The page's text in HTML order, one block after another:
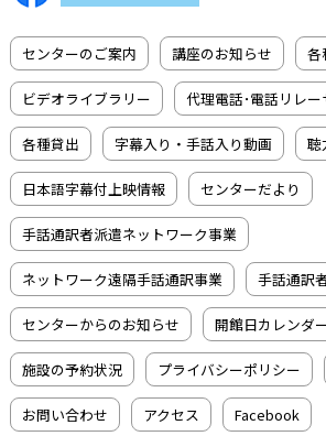
センターのご案内 講座のお知らせ 各
ビデオライブラリー 代理電話･電話リレー
各種貸出 字幕入り・手話入り動画 聴
日本語字幕付上映情報 センターだより
手話通訳者派遣ネットワーク事業
ネットワーク遠隔手話通訳事業 手話通訳
センターからのお知らせ 開館日カレンダ
施設の予約状況 プライバシーポリシー
お問い合わせ アクセス Facebook